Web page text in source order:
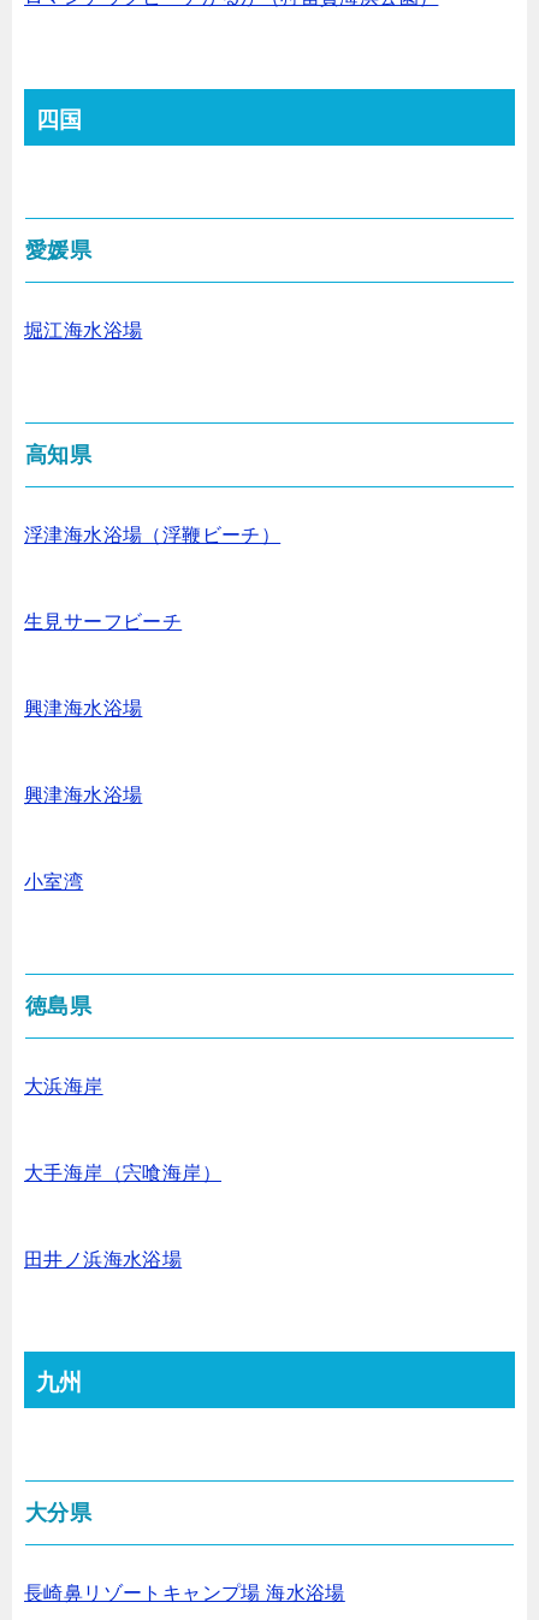
四国
愛媛県
堀江海水浴場
高知県
浮津海水浴場（浮鞭ビーチ）
生見サーフビーチ
興津海水浴場
興津海水浴場
小室湾
徳島県
大浜海岸
大手海岸（宍喰海岸）
田井ノ浜海水浴場
九州
大分県
長崎鼻リゾートキャンプ場 海水浴場